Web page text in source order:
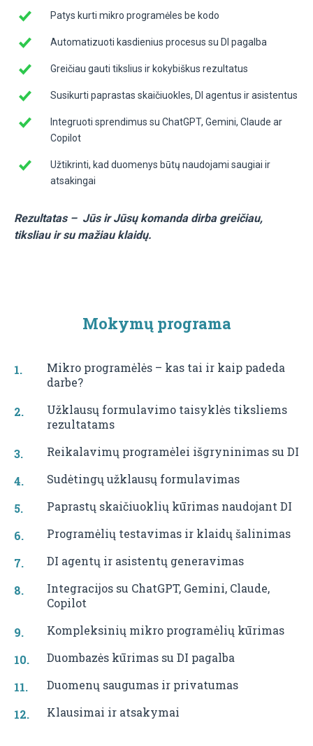
Patys kurti mikro programėles be kodo
Automatizuoti kasdienius procesus su DI pagalba
Greičiau gauti tikslius ir kokybiškus rezultatus
Susikurti paprastas skaičiuokles, DI agentus ir asistentus
Integruoti sprendimus su ChatGPT, Gemini, Claude ar
Copilot
Užtikrinti, kad duomenys būtų naudojami saugiai ir
atsakingai
Rezultatas – Jūs ir Jūsų komanda dirba greičiau,
tiksliau ir su mažiau klaidų.
Mokymų programa
Mikro programėlės – kas tai ir kaip padeda
darbe?
Užklausų formulavimo taisyklės tiksliems
rezultatams
Reikalavimų programėlei išgryninimas su DI
Sudėtingų užklausų formulavimas
Paprastų skaičiuoklių kūrimas naudojant DI
Programėlių testavimas ir klaidų šalinimas
DI agentų ir asistentų generavimas
Integracijos su ChatGPT, Gemini, Claude,
Copilot
Kompleksinių mikro programėlių kūrimas
Duombazės kūrimas su DI pagalba
Duomenų saugumas ir privatumas
Klausimai ir atsakymai